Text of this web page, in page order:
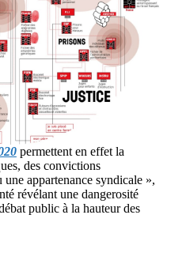
permettent en effet la
des convictions
appartenance syndicale »,
révélant une dangerosité
public à la hauteur des